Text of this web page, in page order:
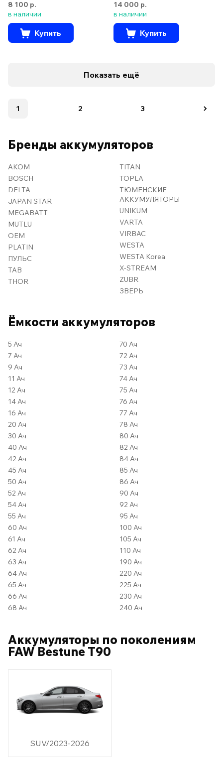
8 100 р.
в наличии
Купить
14 000 р.
в наличии
Купить
Показать ещё
1 2 3
Бренды аккумуляторов
AKOM
BOSCH
DELTA
JAPAN STAR
MEGABATT
MUTLU
OEM
PLATIN
ПУЛЬС
TAB
THOR
TITAN
TOPLA
ТЮМЕНСКИЕ
АККУМУЛЯТОРЫ
UNIKUM
VARTA
VIRBAC
WESTA
WESTA Korea
X-STREAM
ZUBR
ЗВЕРЬ
Ёмкости аккумуляторов
5 Ач
7 Ач
9 Ач
11 Ач
12 Ач
14 Ач
16 Ач
20 Ач
30 Ач
40 Ач
42 Ач
45 Ач
50 Ач
52 Ач
54 Ач
55 Ач
60 Ач
61 Ач
62 Ач
63 Ач
64 Ач
65 Ач
66 Ач
68 Ач
70 Ач
72 Ач
73 Ач
74 Ач
75 Ач
76 Ач
77 Ач
78 Ач
80 Ач
82 Ач
84 Ач
85 Ач
86 Ач
90 Ач
92 Ач
95 Ач
100 Ач
105 Ач
110 Ач
190 Ач
220 Ач
225 Ач
230 Ач
240 Ач
Аккумуляторы по поколениям
FAW Bestune T90
SUV/2023-2026